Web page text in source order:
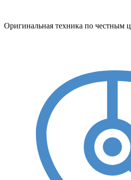
Оригинальная техника по честным